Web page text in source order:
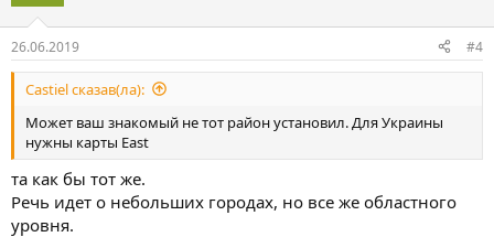
26.06.2019 #4
Castiel сказав(ла):
Может ваш знакомый не тот район установил. Для Украины
нужны карты East
та как бы тот же.
Речь идет о небольших городах, но все же областного
уровня.